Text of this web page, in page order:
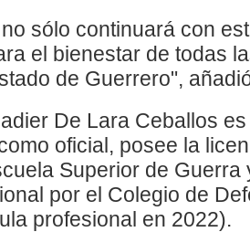
sólo continuará con
el bienestar de todas
de Guerrero",
De Lara Ceballos
oficial, posee la
Superior de
por el Colegio de
profesional en 2022).